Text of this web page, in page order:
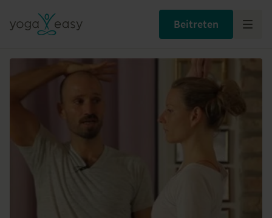
Beitreten